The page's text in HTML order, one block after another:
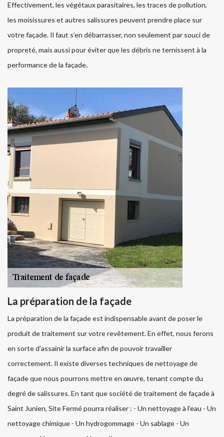
Effectivement, les végétaux parasitaires, les traces de pollution,
les moisissures et autres salissures peuvent prendre place sur
votre façade. Il faut s’en débarrasser, non seulement par souci de
propreté, mais aussi pour éviter que les débris ne ternissent à la
performance de la façade.
La préparation de la façade
La préparation de la façade est indispensable avant de poser le
produit de traitement sur votre revêtement. En effet, nous ferons
en sorte d’assainir la surface afin de pouvoir travailler
correctement. Il existe diverses techniques de nettoyage de
façade que nous pourrons mettre en œuvre, tenant compte du
degré de salissures. En tant que société de traitement de façade à
Saint Junien, Site Fermé pourra réaliser : - Un nettoyage à l’eau - Un
nettoyage chimique - Un hydrogommage - Un sablage - Un